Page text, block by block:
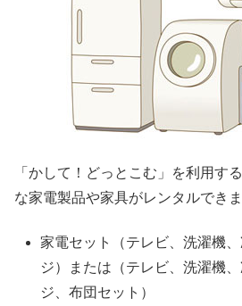
「かして！どっとこむ」を利用す
な家電製品や家具がレンタルできま
家電セット（テレビ、洗濯機
ジ）または（テレビ、洗濯機
ジ、布団セット）